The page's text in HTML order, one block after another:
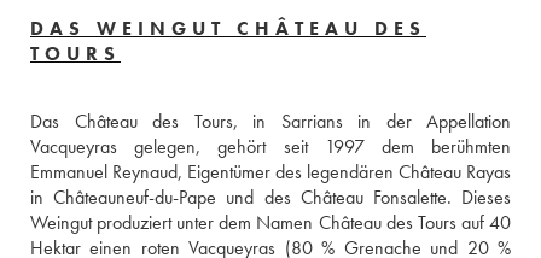
DAS WEINGUT CHÂTEAU DES
TOURS
Das Château des Tours, in Sarrians in der Appellation
Vacqueyras gelegen, gehört seit 1997 dem berühmten
Emmanuel Reynaud, Eigentümer des legendären Château Rayas
in Châteauneuf-du-Pape und des Château Fonsalette. Dieses
Weingut produziert unter dem Namen Château des Tours auf 40
Hektar einen roten Vacqueyras (80 % Grenache und 20 %